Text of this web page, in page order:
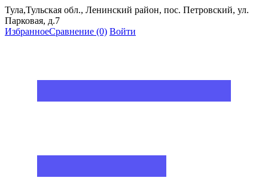
Тула,Тульская обл., Ленинский район, пос. Петровский, ул.
Парковая, д.7
ИзбранноеСравнение (0) Войти